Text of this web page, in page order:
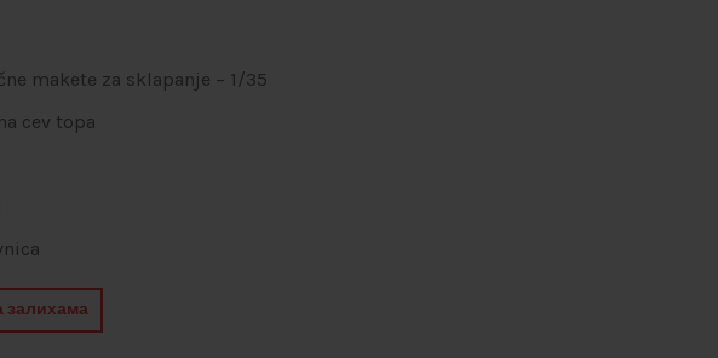
makete za sklapanje – 1/35
cev topa
залихама